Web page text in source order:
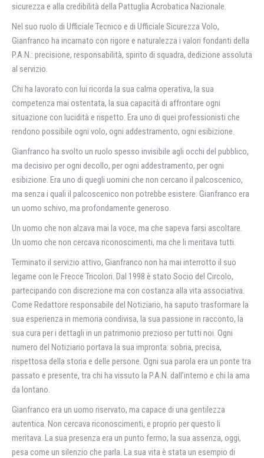
sicurezza e alla credibilità della Pattuglia Acrobatica Nazionale.
Nel suo ruolo di Ufficiale Tecnico e di Ufficiale Sicurezza Volo,
Gianfranco ha incarnato con rigore e naturalezza i valori fondanti della
P.A.N.: precisione, responsabilità, spirito di squadra, dedizione assoluta
al servizio.
Chi ha lavorato con lui ricorda la sua calma operativa, la sua
competenza mai ostentata, la sua capacità di affrontare ogni
situazione con lucidità e rispetto. Era uno di quei professionisti che
rendono possibile ogni volo, ogni addestramento, ogni esibizione.
Gianfranco ha svolto un ruolo spesso invisibile agli occhi del pubblico,
ma decisivo per ogni decollo, per ogni addestramento, per ogni
esibizione. Era uno di quegli uomini che non cercano il palcoscenico,
ma senza i quali il palcoscenico non potrebbe esistere. Gianfranco era
un uomo schivo, ma profondamente generoso.
Un uomo che non alzava mai la voce, ma che sapeva farsi ascoltare.
Un uomo che non cercava riconoscimenti, ma che li meritava tutti.
Terminato il servizio attivo, Gianfranco non ha mai interrotto il suo
legame con le Frecce Tricolori. Dal 1998 è stato Socio del Circolo,
partecipando con discrezione ma con costanza alla vita associativa.
Come Redattore responsabile del Notiziario, ha saputo trasformare la
sua esperienza in memoria condivisa, la sua passione in racconto, la
sua cura per i dettagli in un patrimonio prezioso per tutti noi. Ogni
numero del Notiziario portava la sua impronta: sobria, precisa,
rispettosa della storia e delle persone. Ogni sua parola era un ponte tra
passato e presente, tra chi ha vissuto la P.A.N. dall’interno e chi la ama
da lontano.
Gianfranco era un uomo riservato, ma capace di una gentilezza
autentica. Non cercava riconoscimenti, e proprio per questo li
meritava. La sua presenza era un punto fermo; la sua assenza, oggi,
pesa come un silenzio che parla. La sua vita è stata un esempio di